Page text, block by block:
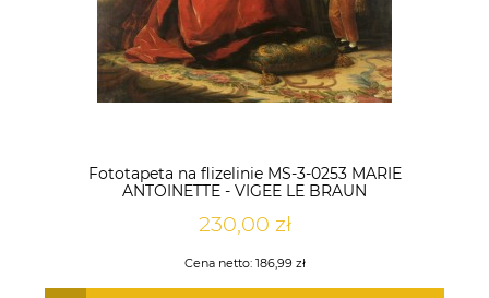
Fototapeta na flizelinie MS-3-0253 MARIE
ANTOINETTE - VIGEE LE BRAUN
230,00 zł
Cena netto: 186,99 zł